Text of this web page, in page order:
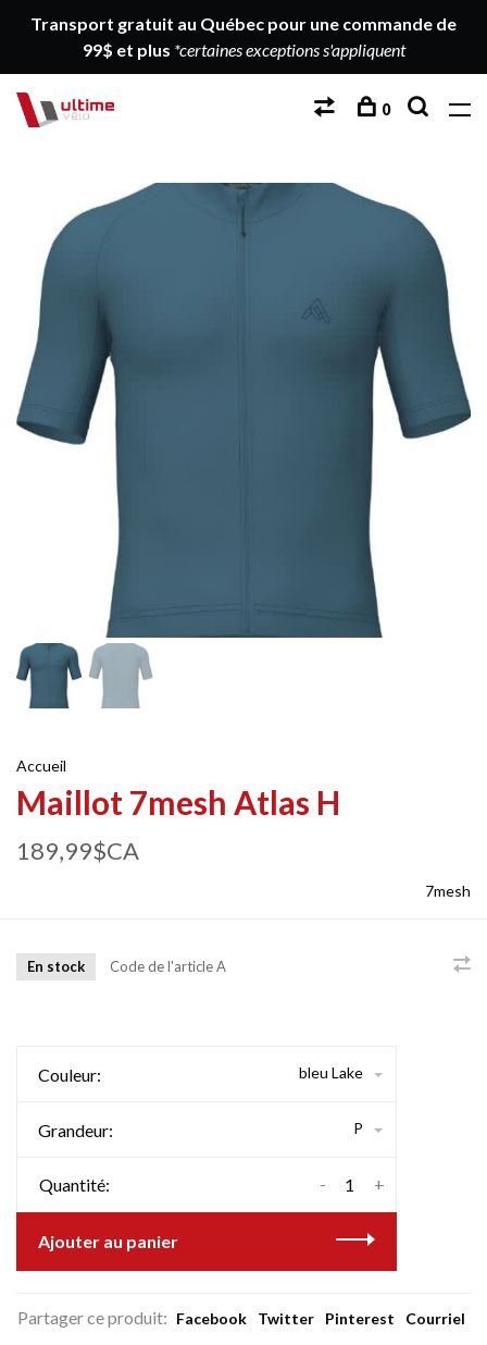
Transport gratuit au Québec pour une commande de
99$ et plus *certaines exceptions s'appliquent
0
Accueil
Maillot 7mesh Atlas H
189,99$CA
7mesh
En stock Code de l'articleA
Couleur: bleu Lake
Grandeur: P
Quantité: +
-
Ajouter au panier
Partager ce produit: Facebook Twitter Pinterest Courriel